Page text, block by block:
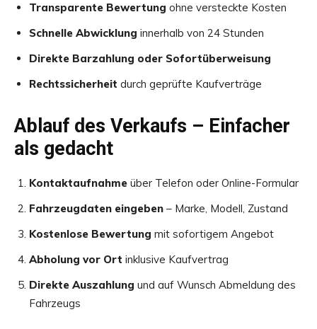
Transparente Bewertung ohne versteckte Kosten
Schnelle Abwicklung innerhalb von 24 Stunden
Direkte Barzahlung oder Sofortüberweisung
Rechtssicherheit durch geprüfte Kaufverträge
Ablauf des Verkaufs – Einfacher
als gedacht
Kontaktaufnahme über Telefon oder Online-Formular
Fahrzeugdaten eingeben – Marke, Modell, Zustand
Kostenlose Bewertung mit sofortigem Angebot
Abholung vor Ort inklusive Kaufvertrag
Direkte Auszahlung und auf Wunsch Abmeldung des
Fahrzeugs